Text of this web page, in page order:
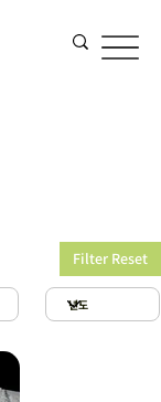
Filter Reset